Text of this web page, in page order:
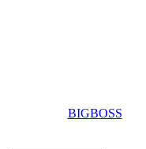
BIGBOSS